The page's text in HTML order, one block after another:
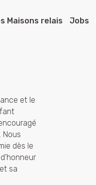
Maisons relais Jobs
et le
Nous
dès le
sa